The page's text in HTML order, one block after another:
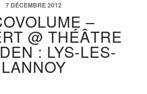
7 DÉCEMBRE 2012
–
@ THÉÂTRE
: LYS-LES-
LANNOY